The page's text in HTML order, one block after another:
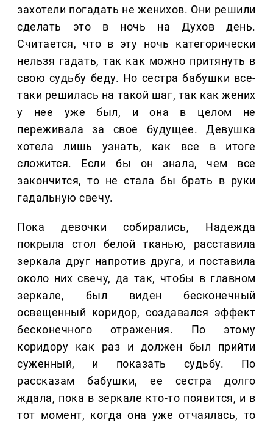
захотели погадать не женихов. Они решили
сделать это в ночь на Духов день.
Считается, что в эту ночь категорически
нельзя гадать, так как можно притянуть в
свою судьбу беду. Но сестра бабушки все-
таки решилась на такой шаг, так как жених
у нее уже был, и она в целом не
переживала за свое будущее. Девушка
хотела лишь узнать, как все в итоге
сложится. Если бы он знала, чем все
закончится, то не стала бы брать в руки
гадальную свечу.
Пока девочки собирались, Надежда
покрыла стол белой тканью, расставила
зеркала друг напротив друга, и поставила
около них свечу, да так, чтобы в главном
зеркале, был виден бесконечный
освещенный коридор, создавался эффект
бесконечного отражения. По этому
коридору как раз и должен был прийти
суженный, и показать судьбу. По
рассказам бабушки, ее сестра долго
ждала, пока в зеркале кто-то появится, и в
тот момент, когда она уже отчаялась, то